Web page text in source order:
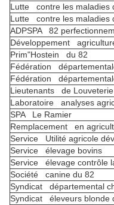
Lutte contre les maladies
Lutte contre les maladies
ADPSPA 82
Développement
Prim"Hostein du 82
Fédération
Fédération
Lieutenants de Louveterie
Laboratoire analyses
SPA Le Ramier
Remplacement en
Service Utilité agricole
Service élevage bovins
Service élevage contrôle
Société canine du 82
Syndicat départemental
Syndicat éleveurs blonde